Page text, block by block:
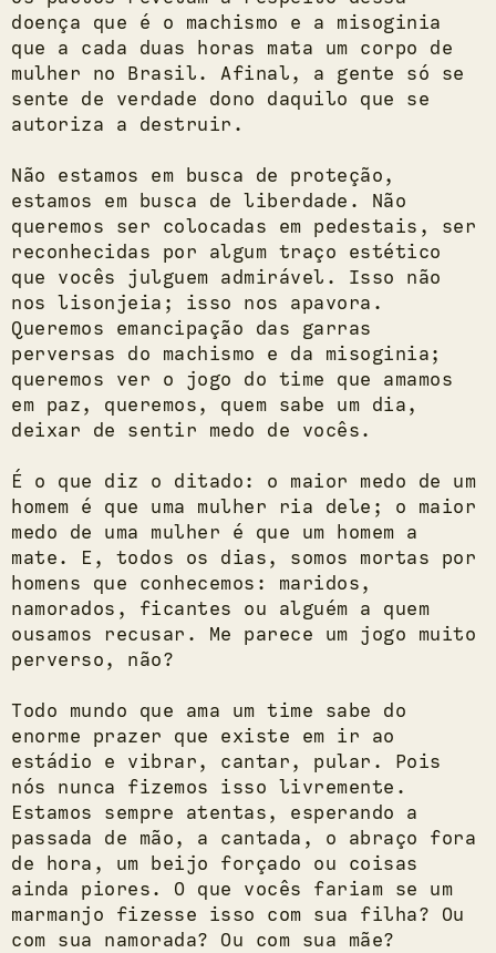
doença que é o machismo e a misoginia
que a cada duas horas mata um corpo de
mulher no Brasil. Afinal, a gente só se
sente de verdade dono daquilo que se
autoriza a destruir.
Não estamos em busca de proteção,
estamos em busca de liberdade. Não
queremos ser colocadas em pedestais, ser
reconhecidas por algum traço estético
que vocês julguem admirável. Isso não
nos lisonjeia; isso nos apavora.
Queremos emancipação das garras
perversas do machismo e da misoginia;
queremos ver o jogo do time que amamos
em paz, queremos, quem sabe um dia,
deixar de sentir medo de vocês.
É o que diz o ditado: o maior medo de um
homem é que uma mulher ria dele; o maior
medo de uma mulher é que um homem a
mate. E, todos os dias, somos mortas por
homens que conhecemos: maridos,
namorados, ficantes ou alguém a quem
ousamos recusar. Me parece um jogo muito
perverso, não?
Todo mundo que ama um time sabe do
enorme prazer que existe em ir ao
estádio e vibrar, cantar, pular. Pois
nós nunca fizemos isso livremente.
Estamos sempre atentas, esperando a
passada de mão, a cantada, o abraço fora
de hora, um beijo forçado ou coisas
ainda piores. O que vocês fariam se um
marmanjo fizesse isso com sua filha? Ou
com sua namorada? Ou com sua mãe?